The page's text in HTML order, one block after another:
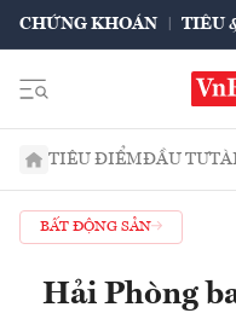
CHỨNG KHOÁN TIÊU
TIÊU ĐIỂMĐẦU TƯ
BẤT ĐỘNG SẢN
Hải Phòng